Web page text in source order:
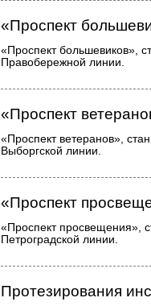
«Проспект
«Проспект большевиков»,
Правобережной линии.
«Проспект
«Проспект ветеранов»,
Выборгской линии.
«Проспект
«Проспект просвещения»,
Петроградской линии.
Протезирования